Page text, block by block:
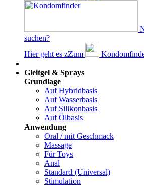
suchen?
Hier geht es zZum
Gleitgel & Sprays
Grundlage
Auf Hybridbasis
Auf Wasserbasis
Auf Silikonbasis
Auf Ölbasis
Anwendung
Oral / mit Geschmack
Massage
Für Toys
Anal
Standard (Universal)
Stimulation